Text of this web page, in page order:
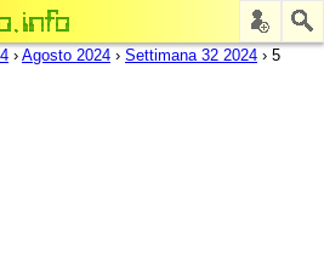
› Agosto 2024 › Settimana 32 2024 › 5